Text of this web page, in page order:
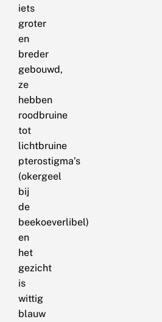
iets
groter
en
breder
gebouwd,
ze
hebben
roodbruine
tot
lichtbruine
pterostigma’s
(okergeel
bij
de
beekoeverlibel)
en
het
gezicht
is
wittig
blauw